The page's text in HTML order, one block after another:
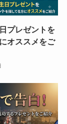
プレゼントを
オススメをご